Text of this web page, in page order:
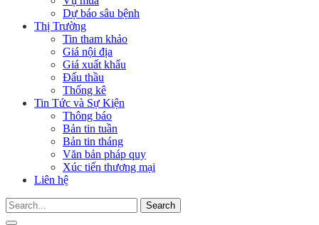
Dự báo sâu bệnh
Thị Trường
Tin tham khảo
Giá nội địa
Giá xuất khẩu
Đấu thầu
Thống kê
Tin Tức và Sự Kiện
Thông báo
Bản tin tuần
Bản tin tháng
Văn bản pháp quy
Xúc tiến thương mại
Liên hệ
Search